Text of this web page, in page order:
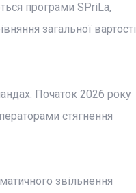
програми SPriLa,
загальної вартості
Початок 2026 року
стягнення
звільнення